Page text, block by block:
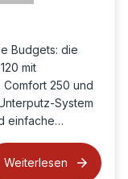
Budgets: die
mit
250 und
System
einfache…
Weiterlesen